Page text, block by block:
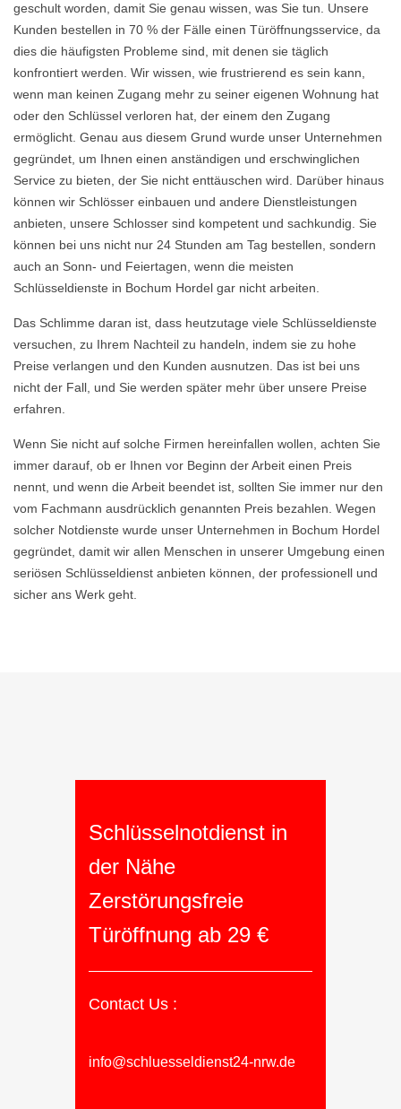
geschult worden, damit Sie genau wissen, was Sie tun. Unsere
Kunden bestellen in 70 % der Fälle einen Türöffnungsservice, da
dies die häufigsten Probleme sind, mit denen sie täglich
konfrontiert werden. Wir wissen, wie frustrierend es sein kann,
wenn man keinen Zugang mehr zu seiner eigenen Wohnung hat
oder den Schlüssel verloren hat, der einem den Zugang
ermöglicht. Genau aus diesem Grund wurde unser Unternehmen
gegründet, um Ihnen einen anständigen und erschwinglichen
Service zu bieten, der Sie nicht enttäuschen wird. Darüber hinaus
können wir Schlösser einbauen und andere Dienstleistungen
anbieten, unsere Schlosser sind kompetent und sachkundig. Sie
können bei uns nicht nur 24 Stunden am Tag bestellen, sondern
auch an Sonn- und Feiertagen, wenn die meisten
Schlüsseldienste in Bochum Hordel gar nicht arbeiten.
Das Schlimme daran ist, dass heutzutage viele Schlüsseldienste
versuchen, zu Ihrem Nachteil zu handeln, indem sie zu hohe
Preise verlangen und den Kunden ausnutzen. Das ist bei uns
nicht der Fall, und Sie werden später mehr über unsere Preise
erfahren.
Wenn Sie nicht auf solche Firmen hereinfallen wollen, achten Sie
immer darauf, ob er Ihnen vor Beginn der Arbeit einen Preis
nennt, und wenn die Arbeit beendet ist, sollten Sie immer nur den
vom Fachmann ausdrücklich genannten Preis bezahlen. Wegen
solcher Notdienste wurde unser Unternehmen in Bochum Hordel
gegründet, damit wir allen Menschen in unserer Umgebung einen
seriösen Schlüsseldienst anbieten können, der professionell und
sicher ans Werk geht.
Schlüsselnotdienst in
der Nähe
Zerstörungsfreie
Türöffnung ab 29 €
Contact Us :
info@schluesseldienst24-nrw.de